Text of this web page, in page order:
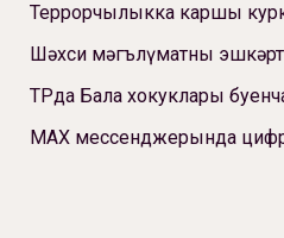
Террорчылыкка каршы
Шәхси мәгълүматны
ТРда Бала хокуклары
МАХ мессенджерында